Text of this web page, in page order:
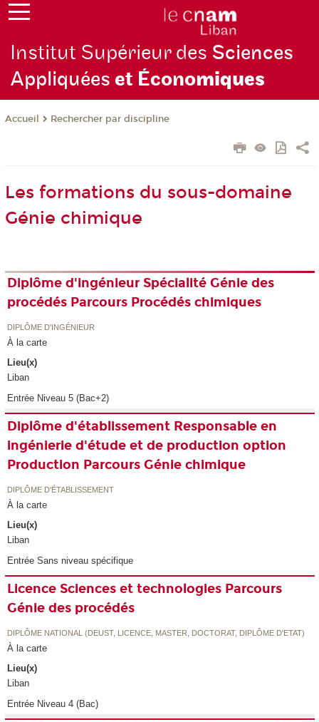
Institut Supérieur des Sciences
Appliquéeset Économiques
Accueil Rechercher par discipline
Les formations du sous-domaine
Génie chimique
Diplôme d'ingénieur Spécialité Génie des
procédés Parcours Procédés chimiques
DIPLÔME D'INGÉNIEUR
À la carte
Lieu(x)
Liban
Entrée Niveau 5 (Bac+2)
Diplôme d'établissement Responsable en
ingénierie d'étude et de production option
Production Parcours Génie chimique
DIPLÔME D'ÉTABLISSEMENT
À la carte
Lieu(x)
Liban
Entrée Sans niveau spécifique
Licence Sciences et technologies Parcours
Génie des procédés
DIPLÔME NATIONAL (DEUST, LICENCE, MASTER, DOCTORAT, DIPLÔME D'ETAT)
À la carte
Lieu(x)
Liban
Entrée Niveau 4 (Bac)